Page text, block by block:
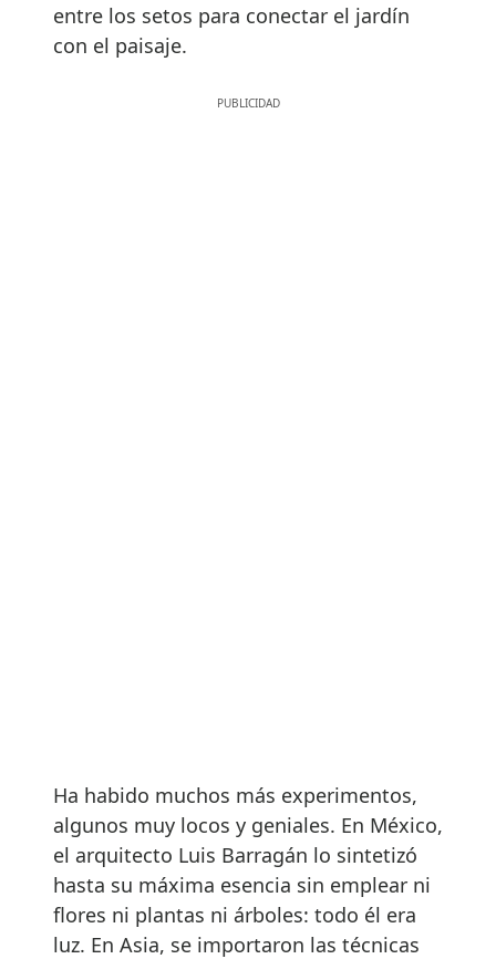
entre los setos para conectar el jardín
con el paisaje.
Ha habido muchos más experimentos,
algunos muy locos y geniales. En México,
el arquitecto Luis Barragán lo sintetizó
hasta su máxima esencia sin emplear ni
flores ni plantas ni árboles: todo él era
luz. En Asia, se importaron las técnicas